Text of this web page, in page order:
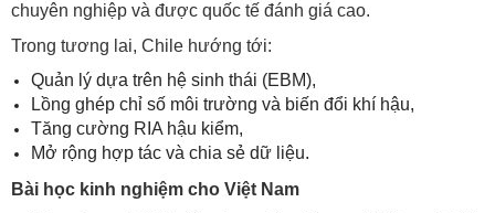
chuyên nghiệp và được quốc tế đánh giá cao.
Trong tương lai, Chile hướng tới:
Quản lý dựa trên hệ sinh thái (EBM),
Lồng ghép chỉ số môi trường và biến đổi khí hậu,
Tăng cường RIA hậu kiểm,
Mở rộng hợp tác và chia sẻ dữ liệu.
Bài học kinh nghiệm cho Việt Nam